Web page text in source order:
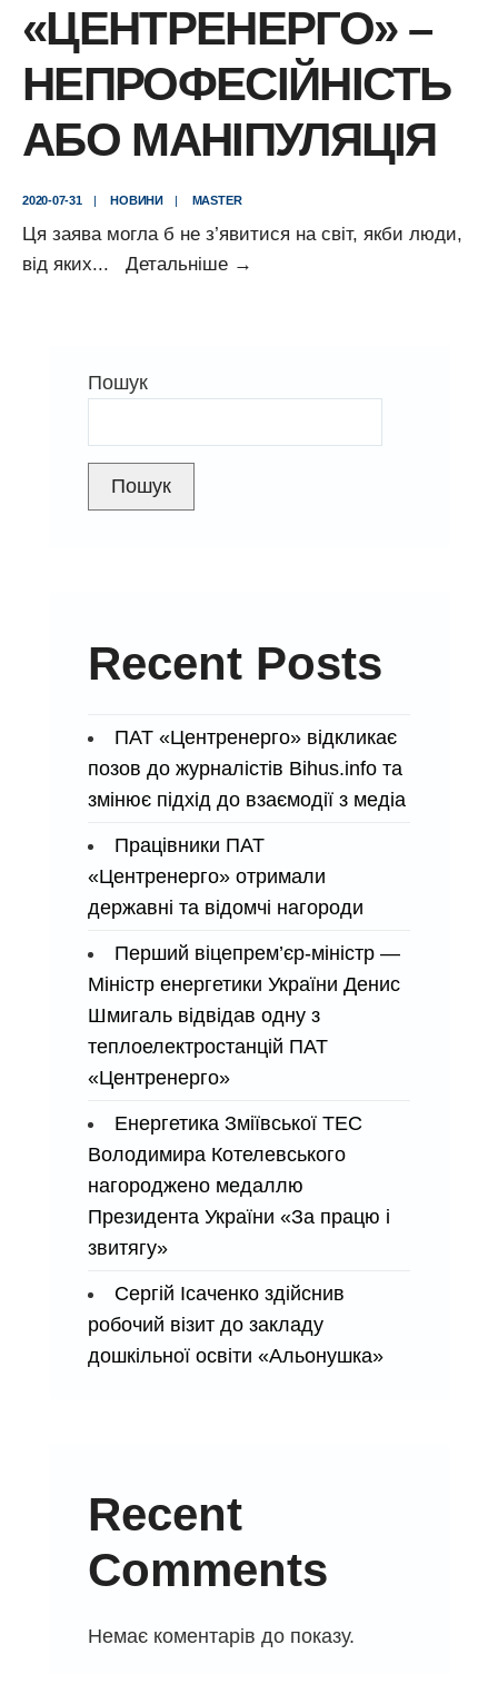
«ЦЕНТРЕНЕРГО» –
НЕПРОФЕСІЙНІСТЬ
АБО МАНІПУЛЯЦІЯ
2020-07-31 | НОВИНИ | MASTER
Ця заява могла б не з’явитися на світ, якби люди,
від яких... Детальніше →
непрофесійність
Пошук
Пошук
Recent Posts
ПАТ «Центренерго» відкликає
позов до журналістів Bihus.info та
змінює підхід до взаємодії з медіа
Працівники ПАТ
«Центренерго» отримали
державні та відомчі нагороди
Перший віцепрем’єр-міністр —
Міністр енергетики України Денис
Шмигаль відвідав одну з
теплоелектростанцій ПАТ
«Центренерго»
Енергетика Зміївської ТЕС
Володимира Котелевського
нагороджено медаллю
Президента України «За працю і
звитягу»
Сергій Ісаченко здійснив
робочий візит до закладу
дошкільної освіти «Альонушка»
Recent
Comments
Немає коментарів до показу.